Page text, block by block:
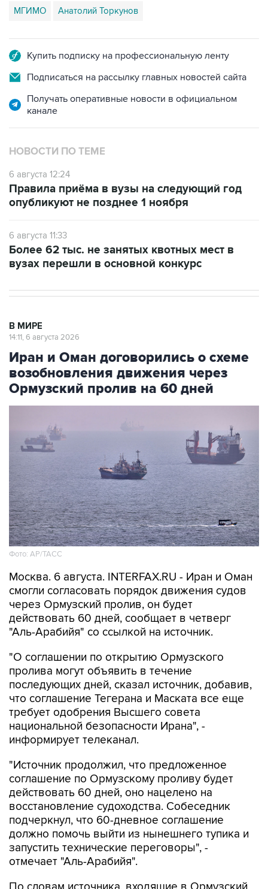
МГИМО Анатолий Торкунов
Купить подписку на профессиональную ленту
Подписаться на рассылку главных новостей сайта
Получать оперативные новости в официальном
канале
НОВОСТИ ПО ТЕМЕ
6 августа 12:24
Правила приёма в вузы на следующий год
опубликуют не позднее 1 ноября
6 августа 11:33
Более 62 тыс. не занятых квотных мест в
вузах перешли в основной конкурс
В МИРЕ
14:11, 6 августа 2026
Иран и Оман договорились о схеме
возобновления движения через
Ормузский пролив на 60 дней
Фото: AP/ТАСС
Москва. 6 августа. INTERFAX.RU - Иран и Оман
смогли согласовать порядок движения судов
через Ормузский пролив, он будет
действовать 60 дней, сообщает в четверг
"Аль-Арабийя" со ссылкой на источник.
"О соглашении по открытию Ормузского
пролива могут объявить в течение
последующих дней, сказал источник, добавив,
что соглашение Тегерана и Маската все еще
требует одобрения Высшего совета
национальной безопасности Ирана", -
информирует телеканал.
"Источник продолжил, что предложенное
соглашение по Ормузскому проливу будет
действовать 60 дней, оно нацелено на
восстановление судоходства. Собеседник
подчеркнул, что 60-дневное соглашение
должно помочь выйти из нынешнего тупика и
запустить технические переговоры", -
отмечает "Аль-Арабийя".